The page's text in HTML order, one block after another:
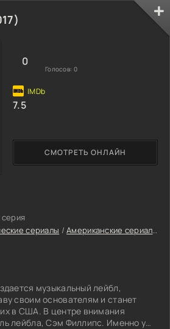
серия
сериалы /Американские сериалы
музыкальный лейбл,
своим основателям и станет
в США. В центре внимания
лейбла, Сэм Филлипс. Именно у
СМОТРЕТЬ ОНЛАЙН
0
Голосов: 0
7.5